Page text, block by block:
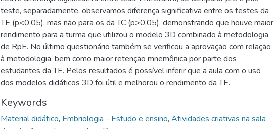
teste, separadamente, observamos diferença significativa entre os testes da
TE (p<0,05), mas não para os da TC (p>0,05), demonstrando que houve maior
rendimento para a turma que utilizou o modelo 3D combinado à metodologia
de RpE. No último questionário também se verificou a aprovação com relação
à metodologia, bem como maior retenção mnemônica por parte dos
estudantes da TE. Pelos resultados é possível inferir que a aula com o uso
dos modelos didáticos 3D foi útil e melhorou o rendimento da TE.
Keywords
Material didático, Embriologia - Estudo e ensino, Atividades criativas na sala